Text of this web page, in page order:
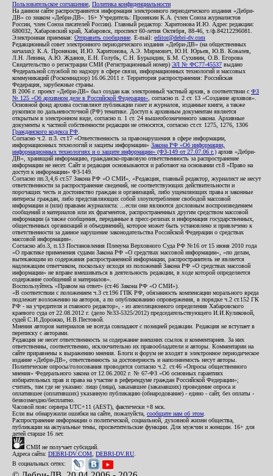
Пользовательское соглашение Политика конфиденциальности
На данном сайте распространяется информация электронного периодического издания «Дебри-
ДВ» со знаком «Дебри-ДВ». 16+ Учредитель: Пронякин К.А. (член Союза журналистов
России, член Союза писателей России). Главный редактор: Харитонова И.Ю. Адрес редакции:
680032, Хабаровский край, Хабаровск, проспект 60-летия Октября, 88-46, т./ф.84212296081.
Электронная приемная: Отправить сообщение . E-mail: editor@debri-dv.com
Редакционный совет электронного периодического издания «Дебри-ДВ» (на общественных
началах): К.А. Пронякин, И.Ю. Харитонова, А.Э. Мирмович, Ю.Н. Юрьев, Ю.В. Ковалев,
Л.Н. Левина, А.Ю. Жданов, Е.Н. Голубь, С.Н. Бурындин, Б.М. Сухинин, О.В. Егорова
Свидетельство о регистрации СМИ (Регистрационный номер) ЭЛ № ФС77-45537 выдано
Федеральной службой по надзору в сфере связи, информационных технологий и массовых
коммуникаций (Роскомнадзор) 16.06.2011 г. Территория распространения: Российская
Федерация, зарубежные страны.
В 2006 г. проект «Дебри-ДВ» был создан как электронный частный архив, в соответствии с ФЗ
№ 125 «Об архивном деле в Российской Федерации» , согласно п. 2 ст. 13 «Создание архивов».
Основной фонд архива составляют публикации газет и журналов, изданные книги, а также
рукописи по дальневосточной (РФ) тематике. Доступ к архивным документам является
открытым в электронном виде, согласно п. 1 ст. 24 вышеобозначенного закона. Архивные
документы к частной собственности редакции не относятся, согласно ст.ст. 1275, 1276, 1306
Гражданского кодекса РФ
Согласно ч.2. п.3. ст.17 «Ответственность за правонарушения в сфере информации,
информационных технологий и защиты информации» Закона РФ «Об информации,
информационных технологиях и о защите информации» (ФЗ-149 от 27.07.06 г.) архив «Дебри-
ДВ», хранящий информацию, гражданско-правовую ответственность за распространение
информации не несет. Сайт и редакция основываются и работают на основании ст.8 «Право на
доступ к информации» ФЗ-149.
Согласно пп.3,4,6 ст.57 Закона РФ «О СМИ», «Редакция, главный редактор, журналист не несут
ответственности за распространение сведений, не соответствующих действительности и
порочащих честь и достоинство граждан и организаций, либо ущемляющих права и законные
интересы граждан, либо представляющих собой злоупотребление свободой массовой
информации и (или) правами журналиста: ...если они являются дословным воспроизведением
сообщений и материалов или их фрагментов, распространенных другим средством массовой
информации (а также сообщения, переданные в пресс-релизах и информация государственных,
общественных организаций и объединений), которое может быть установлено и привлечено к
ответственности за данное нарушение законодательства Российской Федерации о средствах
массовой информации».
Согласно абз.3, п.13 Постановления Пленума Верховного Суда РФ №16 от 15 июня 2010 года
«О практике применения судами Закона РФ «О средствах массовой информации», «по делам,
вытекающим из содержания распространенной информации, распространитель не является
надлежащим ответчиком, поскольку исходя из положений Закона РФ «О средствах массовой
информации» не вправе вмешиваться в деятельность редакции, в ходе которой определяется
содержание сообщений и материалов».
Воспользуйтесь «Правом на ответ» (ст.46 Закона РФ «О СМИ»).
«В соответствии с положением ч.3 ст.196 ГПК РФ, обязанность компенсации морального вреда
подлежит возложению на авторов, а по опубликованию опровержения, в порядке ч.2 ст.152 ГК
РФ - на учредителя и главного редактор», - из апелляционного определения Хабаровского
краевого суда от 22.08.2012 г. (дело №33-5325/2012) председательствующего И.И.Куликовой,
судей С.И.Дорожко, Н.В.Пестовой.
Мнения авторов материалов не всегда совпадают с позицией редакции. Редакция не вступает в
переписку с авторами.
Редакция не несет ответственность за содержание внешних ссылок и комментариев. За них
ответственны, соответственно, исключительно их правообладатели и авторы. Комментарии на
сайте приравнены к выражению мнения. Блоги и форум не входят в электронное периодическое
издание «Дебри-ДВ», ответственность за достоверность и наполняемость несут авторы.
Политические опросы/голосования проводятся согласно ч.2. ст.46 «Опросы общественного
мнения» Федерального закона от 12.06.2002 г. № 67-ФЗ «Об основных гарантиях
избирательных прав и права на участие в референдуме граждан Российской Федерации»;
считать, там где не указано: лицо (лица), заказавшее (заказавших) проведение опроса и
оплатившее (оплативших) указанную публикацию (обнародование) - едино - сайт, без оплаты -
безвозмездно/бесплатно.
Часовой пояс сервера UTC+11 (AEST), фактически +8 мск.
Если вы обнаружили ошибки на сайте, пожалуйста, сообщите нам об этом
Распространение информации о политической, социальной, духовной жизни общества,
публикации на актуальные темы, просветительские функции. Для мужчин и женщин. 16+ для
детей старше 16 лет.
СМИ не получает субсидий.
Адреса сайта: DEBRI-DV.COM DEBRI-DV.RU
В социальных сетях: